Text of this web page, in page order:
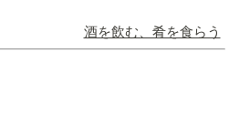
酒を飲む、肴を食らう